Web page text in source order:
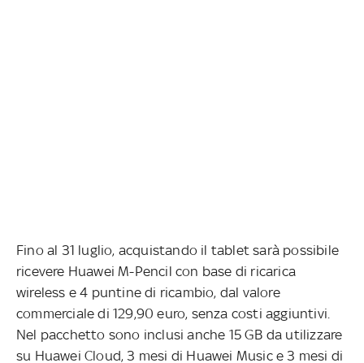
Fino al 31 luglio, acquistando il tablet sarà possibile
ricevere Huawei M-Pencil con base di ricarica
wireless e 4 puntine di ricambio, dal valore
commerciale di 129,90 euro, senza costi aggiuntivi.
Nel pacchetto sono inclusi anche 15 GB da utilizzare
su Huawei Cloud, 3 mesi di Huawei Music e 3 mesi di